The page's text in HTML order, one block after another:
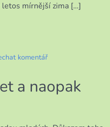
mírnější zima […]
komentář
a naopak